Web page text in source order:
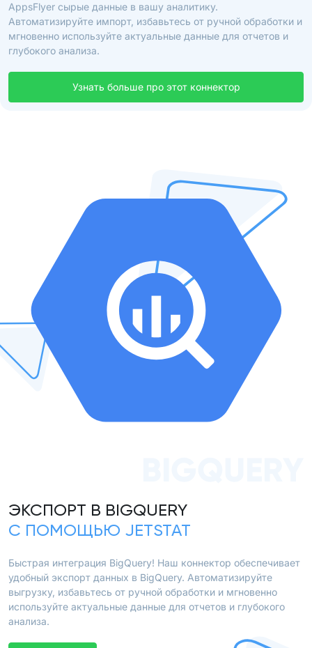
AppsFlyer сырые данные в вашу аналитику.
Автоматизируйте импорт, избавьтесь от ручной обработки и
мгновенно используйте актуальные данные для отчетов и
глубокого анализа.
Узнать больше про этот коннектор
ЭКСПОРТ В BIGQUERY
С ПОМОЩЬЮ JETSTAT
Быстрая интеграция BigQuery! Наш коннектор обеспечивает
удобный экспорт данных в BigQuery. Автоматизируйте
выгрузку, избавьтесь от ручной обработки и мгновенно
используйте актуальные данные для отчетов и глубокого
анализа.